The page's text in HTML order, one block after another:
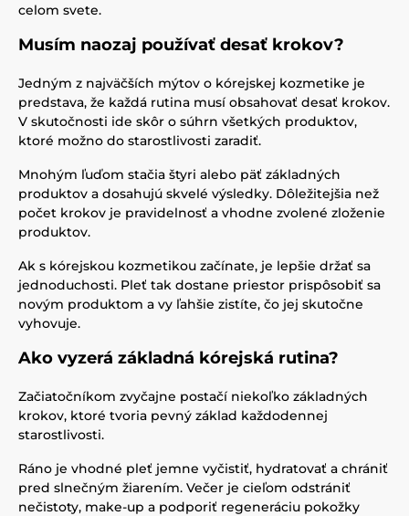
celom svete.
Musím naozaj používať desať krokov?
Jedným z najväčších mýtov o kórejskej kozmetike je
predstava, že každá rutina musí obsahovať desať krokov.
V skutočnosti ide skôr o súhrn všetkých produktov,
ktoré možno do starostlivosti zaradiť.
Mnohým ľuďom stačia štyri alebo päť základných
produktov a dosahujú skvelé výsledky. Dôležitejšia než
počet krokov je pravidelnosť a vhodne zvolené zloženie
produktov.
Ak s kórejskou kozmetikou začínate, je lepšie držať sa
jednoduchosti. Pleť tak dostane priestor prispôsobiť sa
novým produktom a vy ľahšie zistíte, čo jej skutočne
vyhovuje.
Ako vyzerá základná kórejská rutina?
Začiatočníkom zvyčajne postačí niekoľko základných
krokov, ktoré tvoria pevný základ každodennej
starostlivosti.
Ráno je vhodné pleť jemne vyčistiť, hydratovať a chrániť
pred slnečným žiarením. Večer je cieľom odstrániť
nečistoty, make-up a podporiť regeneráciu pokožky